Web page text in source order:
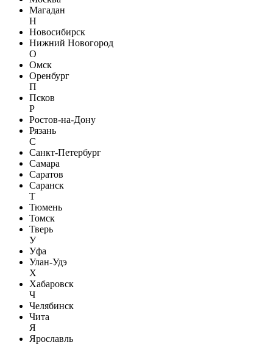
Магадан
Н
Новосибирск
Нижний Новогород
О
Омск
Оренбург
П
Псков
Р
Ростов-на-Дону
Рязань
С
Санкт-Петербург
Самара
Саратов
Саранск
Т
Тюмень
Томск
Тверь
У
Уфа
Улан-Удэ
Х
Хабаровск
Ч
Челябинск
Чита
Я
Ярославль